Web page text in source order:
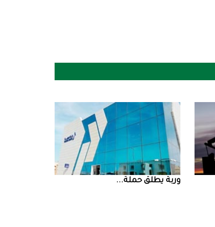
‮‬وربة‮‬‭ ‬يطلق‭ ‬حملة‭ ...